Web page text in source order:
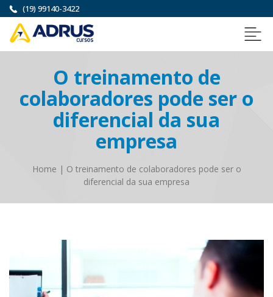
(19) 99140-3422
O treinamento de
colaboradores pode ser o
diferencial da sua
empresa
Home | O treinamento de colaboradores pode ser o
diferencial da sua empresa